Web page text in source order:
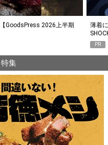
GoodsPress 2026上半期
薄着
PR
集